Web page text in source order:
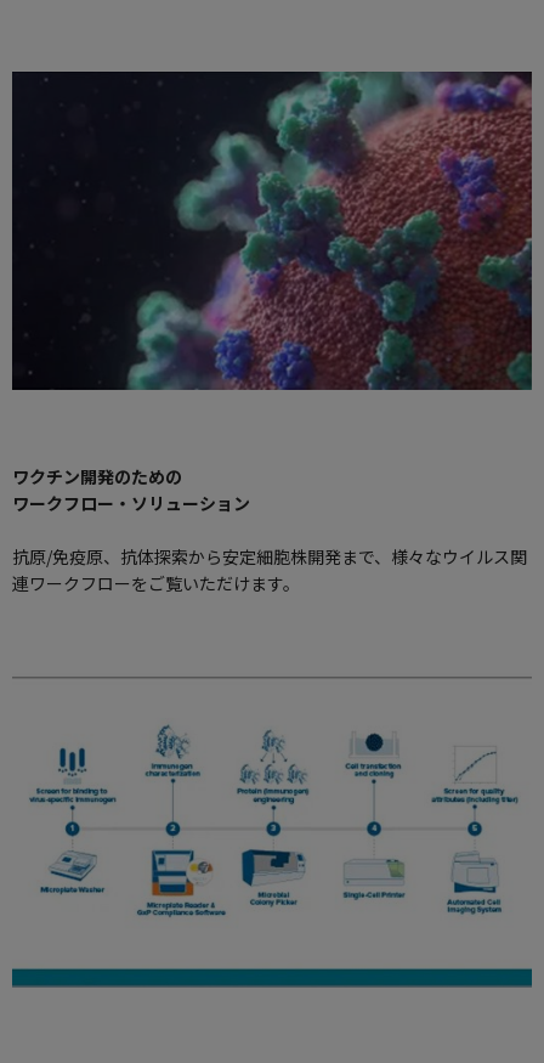
ワクチン開発のための
ワークフロー・ソリューション
抗原/免疫原、抗体探索から安定細胞株開発まで、様々なウイルス関
連ワークフローをご覧いただけます。